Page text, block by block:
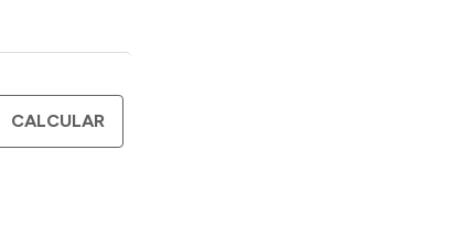
CALCULAR